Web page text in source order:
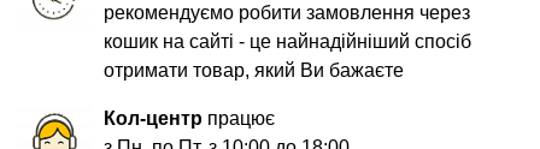
рекомендуємо робити замовлення через
кошик на сайті - це найнадійніший спосіб
отримати товар, який Ви бажаєте
Кол-центр працює